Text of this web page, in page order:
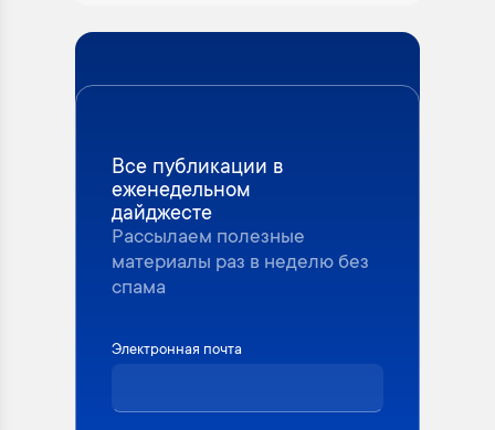
Все публикации в
еженедельном
дайджесте
Рассылаем полезные
материалы раз в неделю без
спама
Электронная почта